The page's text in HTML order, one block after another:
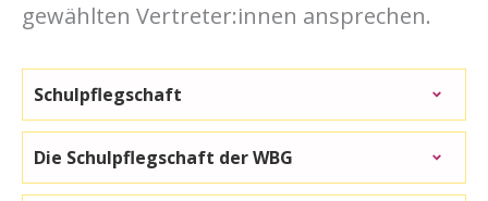
gewählten Vertreter:innen ansprechen.
Schulpflegschaft
Die Schulpflegschaft der WBG